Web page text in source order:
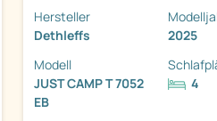
Hersteller
Dethleffs
2025
Modell
JUST CAMP T 7052
EB
4